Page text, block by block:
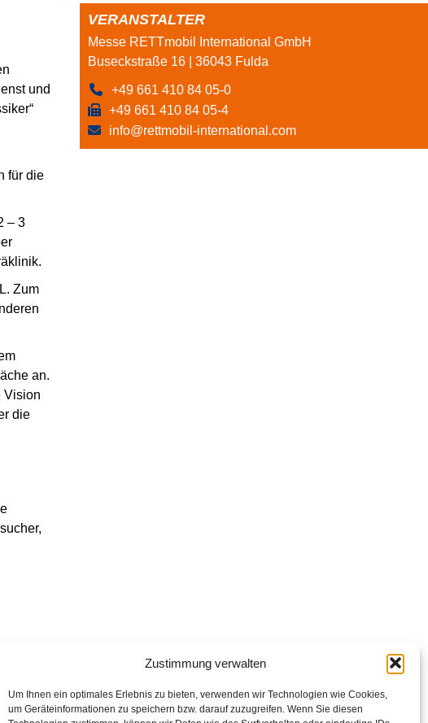
Zustimmung verwalten
Um Ihnen ein optimales Erlebnis zu bieten, verwenden wir Technologien wie Cookies,
um Geräteinformationen zu speichern bzw. darauf zuzugreifen. Wenn Sie diesen
und
für die
– 3
Zum
an.
Vision
die
VERANSTALTER
Messe RETTmobil International GmbH
Buseckstraße 16 | 36043 Fulda
+49 661 410 84 05-0
+49 661 410 84 05-4
info@rettmobil-international.com